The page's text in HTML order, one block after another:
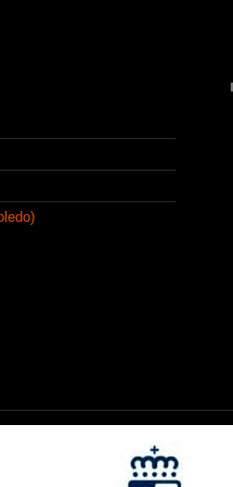
que, con el paso del